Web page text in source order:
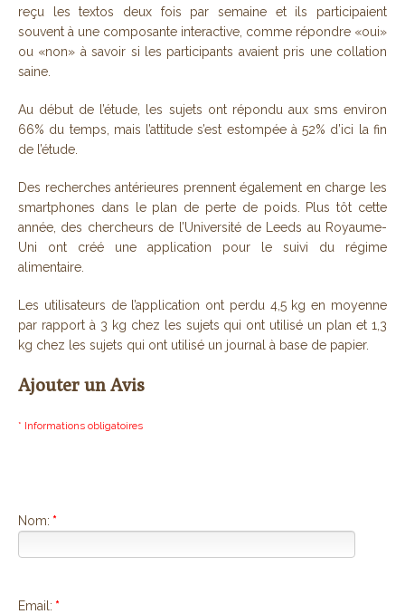
reçu les textos deux fois par semaine et ils participaient
souvent à une composante interactive, comme répondre «oui»
ou «non» à savoir si les participants avaient pris une collation
saine.
Au début de l’étude, les sujets ont répondu aux sms environ
66% du temps, mais l’attitude s’est estompée à 52% d’ici la fin
de l’étude.
Des recherches antérieures prennent également en charge les
smartphones dans le plan de perte de poids. Plus tôt cette
année, des chercheurs de l’Université de Leeds au Royaume-
Uni ont créé une application pour le suivi du régime
alimentaire.
Les utilisateurs de l’application ont perdu 4,5 kg en moyenne
par rapport à 3 kg chez les sujets qui ont utilisé un plan et 1,3
kg chez les sujets qui ont utilisé un journal à base de papier.
Ajouter un Avis
* Informations obligatoires
Nom: *
Email: *